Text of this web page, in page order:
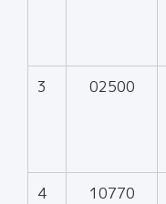
3 02500
4 10770